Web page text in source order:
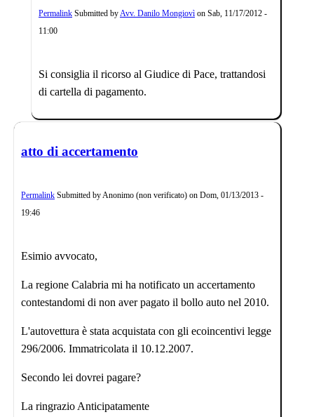
Permalink Submitted byAvv. Danilo Mongiovì on Sab, 11/17/2012 -
11:00
Si consiglia il ricorso al Giudice di Pace, trattandosi
di cartella di pagamento.
atto di accertamento
Permalink Submitted byAnonimo (non verificato) on Dom, 01/13/2013 -
19:46
Esimio avvocato,
La regione Calabria mi ha notificato un accertamento
contestandomi di non aver pagato il bollo auto nel 2010.
L'autovettura è stata acquistata con gli ecoincentivi legge
296/2006. Immatricolata il 10.12.2007.
Secondo lei dovrei pagare?
La ringrazio Anticipatamente